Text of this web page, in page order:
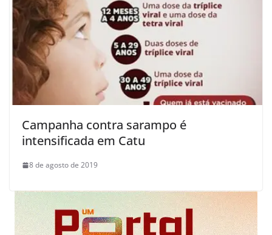
Campanha contra sarampo é
intensificada em Catu
8 de agosto de 2019